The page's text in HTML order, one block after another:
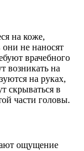
на коже,
не наносят
врачебного
возникать на
на руках,
скрываться в
части головы.
ощущение